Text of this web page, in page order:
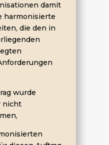
damit
harmonisierte
die den in
wurde
nicht